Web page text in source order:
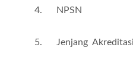
4. NPSN :
5. Jenjang